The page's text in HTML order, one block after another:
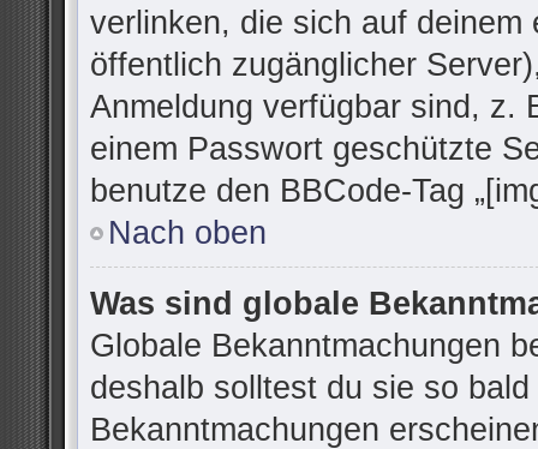
verlinken, die sich auf
öffentlich zugänglicher
Anmeldung verfügbar sind, z.
einem Passwort geschützte
benutze den BBCode-Tag
Nach oben
Was sind globale
Globale Bekanntmachungen
deshalb solltest du sie so
Bekanntmachungen